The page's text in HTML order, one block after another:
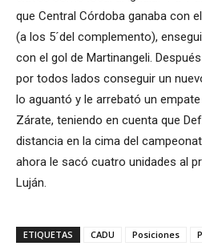
que Central Córdoba ganaba con
(a los 5´del complemento),
con el gol de Martinangeli.
por todos lados conseguir un
lo aguantó y le arrebató un
Zárate, teniendo en cuenta que
distancia en la cima del
ahora le sacó cuatro unidades al
Luján.
ETIQUETAS CADU Posiciones